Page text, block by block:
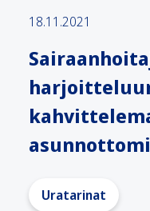
18.11.2021
Uratarinat